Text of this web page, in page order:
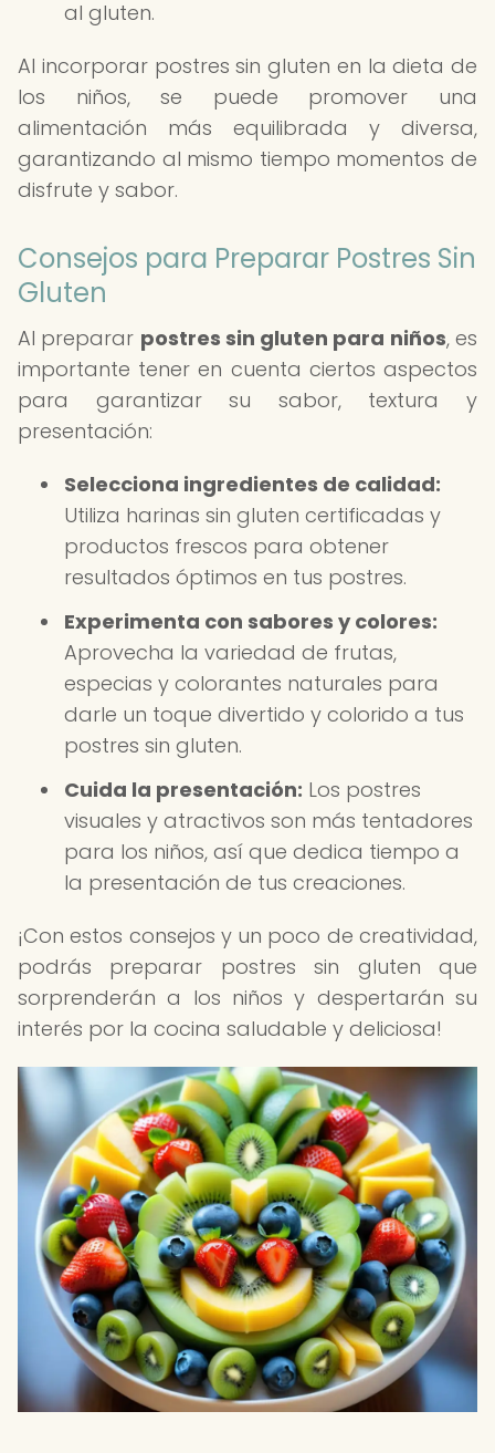
al gluten.
Al incorporar postres sin gluten en la dieta de
los niños, se puede promover una
alimentación más equilibrada y diversa,
garantizando al mismo tiempo momentos de
disfrute y sabor.
Consejos para Preparar Postres Sin
Gluten
Al preparar postres sin gluten para niños, es
importante tener en cuenta ciertos aspectos
para garantizar su sabor, textura y
presentación:
Selecciona ingredientes de calidad:
Utiliza harinas sin gluten certificadas y
productos frescos para obtener
resultados óptimos en tus postres.
Experimenta con sabores y colores:
Aprovecha la variedad de frutas,
especias y colorantes naturales para
darle un toque divertido y colorido a tus
postres sin gluten.
Cuida la presentación: Los postres
visuales y atractivos son más tentadores
para los niños, así que dedica tiempo a
la presentación de tus creaciones.
¡Con estos consejos y un poco de creatividad,
podrás preparar postres sin gluten que
sorprenderán a los niños y despertarán su
interés por la cocina saludable y deliciosa!